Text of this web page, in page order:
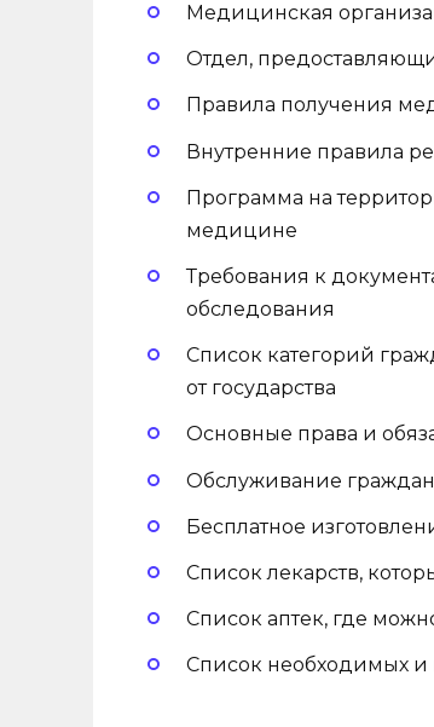
Медицинская
Отдел,
Правила получения
Внутренние правила
Программа на
медицине
Требования к
обследования
Список категорий
от государства
Основные права и
Обслуживание
Бесплатное
Список лекарств,
Список аптек, где
Список необходимых